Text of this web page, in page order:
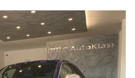
e ripiegabili elettricamente
box light, Audi Application
e chiusura elettrica